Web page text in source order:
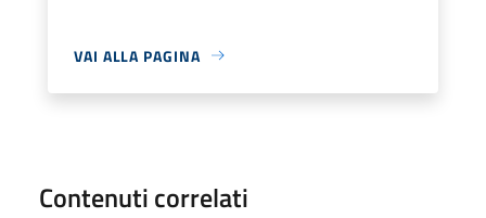
VAI ALLA PAGINA
Contenuti correlati